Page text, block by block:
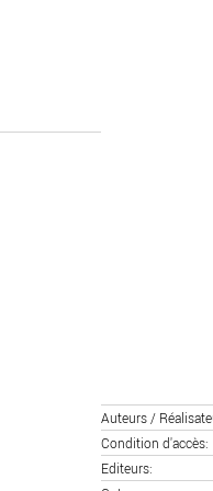
Auteurs /
Condition d'accès
Editeurs